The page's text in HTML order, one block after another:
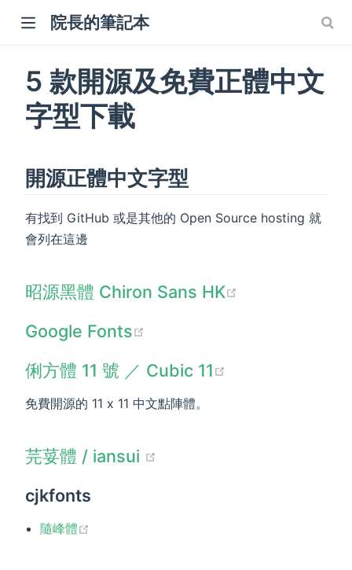
院長的筆記本
5 款開源及免費正體中文
字型下載
開源正體中文字型
有找到 GitHub 或是其他的 Open Source hosting 就
會列在這邊
昭源黑體 Chiron Sans HK
Google Fonts
俐方體 11 號 ／ Cubic 11
免費開源的 11 x 11 中文點陣體。
芫荽體 / iansui
cjkfonts
隨峰體